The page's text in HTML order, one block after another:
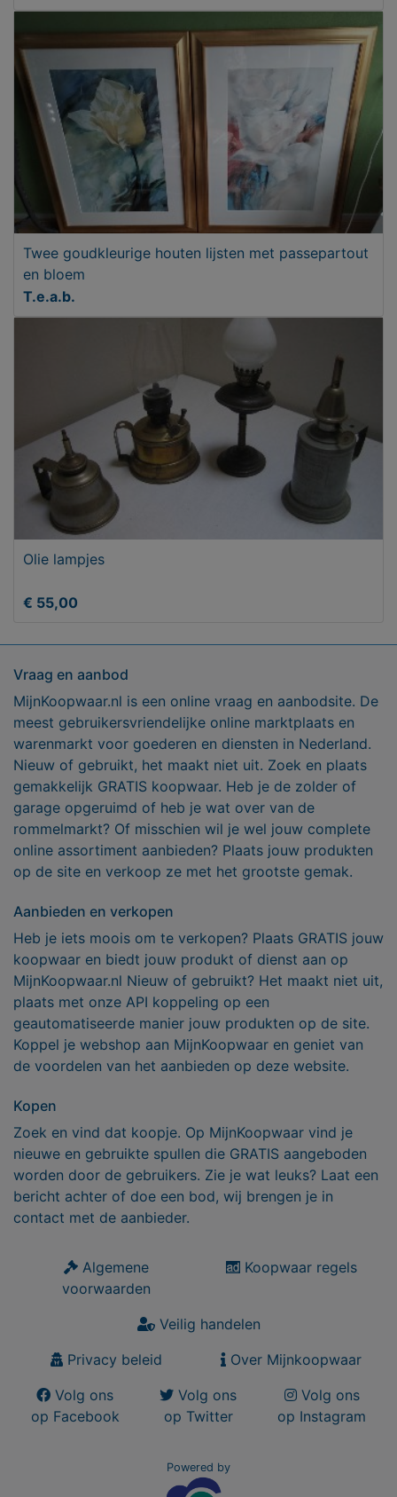
Twee goudkleurige houten lijsten met passepartout
en bloem
T.e.a.b.
Olie lampjes
€ 55,00
Vraag en aanbod
MijnKoopwaar.nl is een online vraag en aanbodsite. De
meest gebruikersvriendelijke online marktplaats en
warenmarkt voor goederen en diensten in Nederland.
Nieuw of gebruikt, het maakt niet uit. Zoek en plaats
gemakkelijk GRATIS koopwaar. Heb je de zolder of
garage opgeruimd of heb je wat over van de
rommelmarkt? Of misschien wil je wel jouw complete
online assortiment aanbieden? Plaats jouw produkten
op de site en verkoop ze met het grootste gemak.
Aanbieden en verkopen
Heb je iets moois om te verkopen? Plaats GRATIS jouw
koopwaar en biedt jouw produkt of dienst aan op
MijnKoopwaar.nl Nieuw of gebruikt? Het maakt niet uit,
plaats met onze API koppeling op een
geautomatiseerde manier jouw produkten op de site.
Koppel je webshop aan MijnKoopwaar en geniet van
de voordelen van het aanbieden op deze website.
Kopen
Zoek en vind dat koopje. Op MijnKoopwaar vind je
nieuwe en gebruikte spullen die GRATIS aangeboden
worden door de gebruikers. Zie je wat leuks? Laat een
bericht achter of doe een bod, wij brengen je in
contact met de aanbieder.
Algemene
voorwaarden
Koopwaar regels
Veilig handelen
Privacy beleid
Over Mijnkoopwaar
Volg ons
op Facebook
Volg ons
op Twitter
Volg ons
op Instagram
Powered by